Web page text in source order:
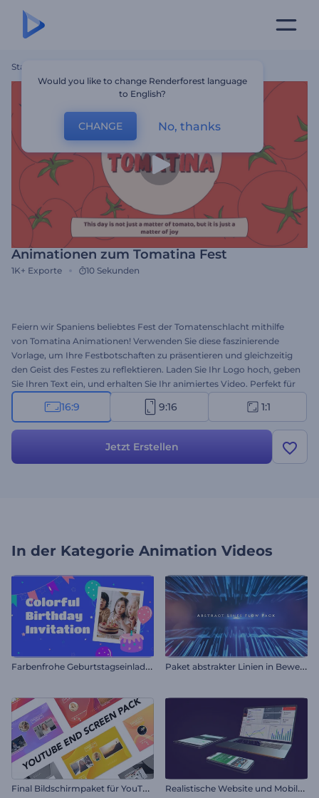
Startseite
Animationen zum Tomatina Fest
1K+ Exporte 10 Sekunden
Feiern wir Spaniens beliebtes Fest der Tomatenschlacht mithilfe
von Tomatina Animationen! Verwenden Sie diese faszinierende
Vorlage, um Ihre Festbotschaften zu präsentieren und gleichzeitig
den Geist des Festes zu reflektieren. Laden Sie Ihr Logo hoch, geben
Sie Ihren Text ein, und erhalten Sie Ihr animiertes Video. Perfekt für
Einladungen zu Festen, Intros zu Feiertagen,
Videogrußbotschaften, Werbespots und vieles mehr. Probieren Sie
16:9 9:16 1:1
Jetzt Erstellen
In der Kategorie Animation Videos
F
arbenfrohe Geburtstagseinladung P
aket abstrakter Linien in Bewegung
F
inal Bildschirmpaket für YouTube R
ealistische Website und Mobilwerbung
Would you like to change Renderforest language
to English?
CHANGE No, thanks